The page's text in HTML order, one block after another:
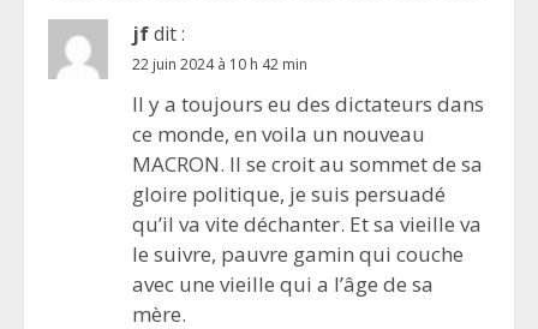
jfdit :
22 juin 2024 à 10 h 42 min
Il y a toujours eu des dictateurs dans
ce monde, en voila un nouveau
MACRON. Il se croit au sommet de sa
gloire politique, je suis persuadé
qu’il va vite déchanter. Et sa vieille va
le suivre, pauvre gamin qui couche
avec une vieille qui a l’âge de sa
mère.